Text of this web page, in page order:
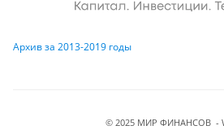
Архив за 2013-2019 годы
© 2025 МИР ФИНАНСОВ -